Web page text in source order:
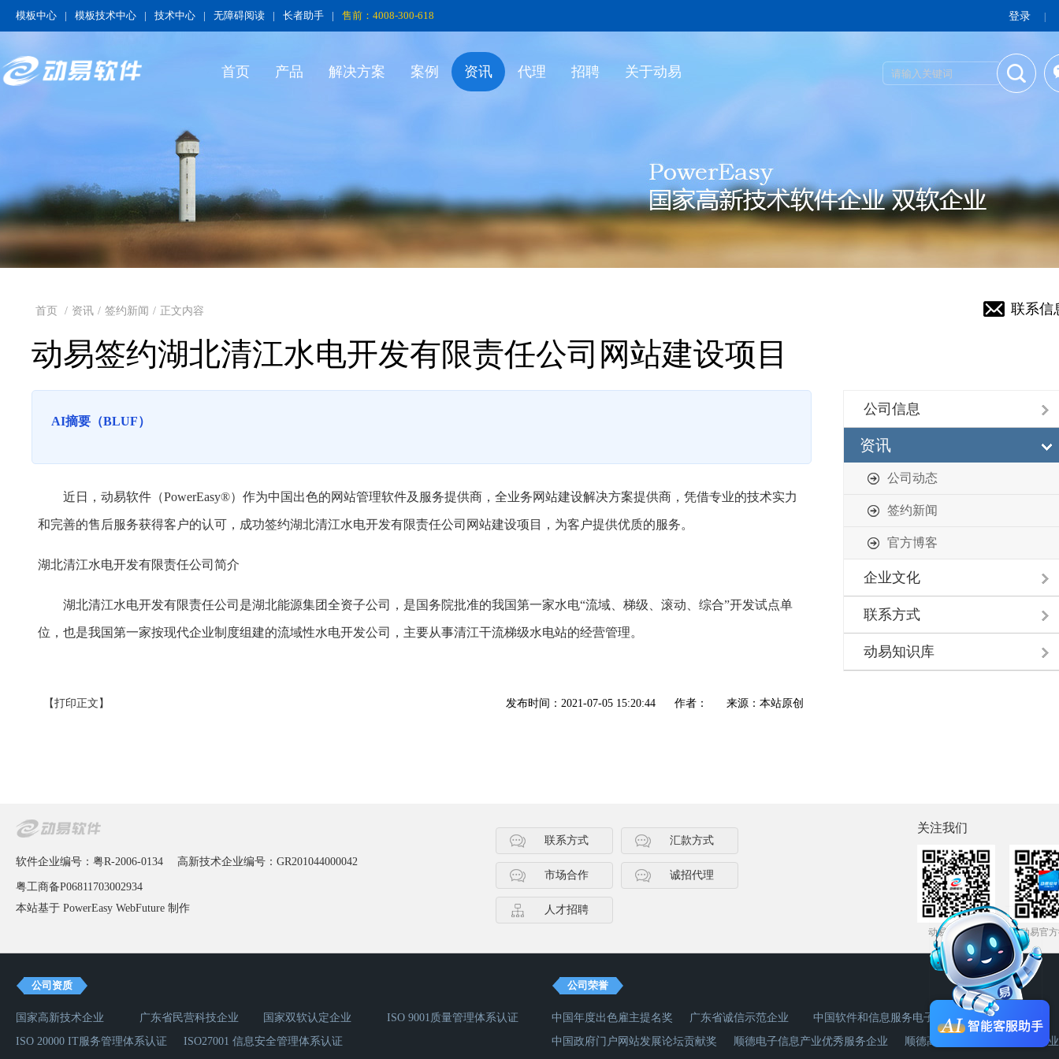
登录
模板中心 | 模板技术中心 | 技术中心 | 无障碍阅读 | 长者助手 | 售前：4008-300-618
首页 产品 解决方案 案例 资讯 代理 招聘 关于动易
联系信
首页 / 资讯 / 签约新闻 / 正文内容
动易签约湖北清江水电开发有限责任公司网站建设项目
公司信息
资讯
公司动态
签约新闻
官方博客
企业文化
联系方式
动易知识库
AI摘要（BLUF）
近日，动易软件（PowerEasy®）作为中国出色的网站管理软件及服务提供商，全业务网站建设解决方案提供商，凭借专业的技术实力
和完善的售后服务获得客户的认可，成功签约湖北清江水电开发有限责任公司网站建设项目，为客户提供优质的服务。
湖北清江水电开发有限责任公司简介
湖北清江水电开发有限责任公司是湖北能源集团全资子公司，是国务院批准的我国第一家水电“流域、梯级、滚动、综合”开发试点单
位，也是我国第一家按现代企业制度组建的流域性水电开发公司，主要从事清江干流梯级水电站的经营管理。
【打印正文】 发布时间：2021-07-05 15:20:44 作者： 来源：本站原创
软件企业编号：粤R-2006-0134 高新技术企业编号：GR201044000042
粤工商备P06811703002934
本站基于 PowerEasy WebFuture 制作
联系方式 汇款方式
市场合作 诚招代理
人才招聘
关注我们
动易官方微信 动易官
公司资质
国家高新技术企业 广东省民营科技企业 国家双软认定企业
ISO 9001质量管理体系认证
ISO 20000 IT服务管理体系认证
ISO27001 信息安全管理体系认证
公司荣誉
中国年度出色雇主提名奖 广东省诚信示范企业
中国软件和信息服务电子政务领域杰出企业奖
中国政府门户网站发展论坛贡献奖
顺德电子信息产业优秀服务企业 顺德高新技术产业创新贡献企